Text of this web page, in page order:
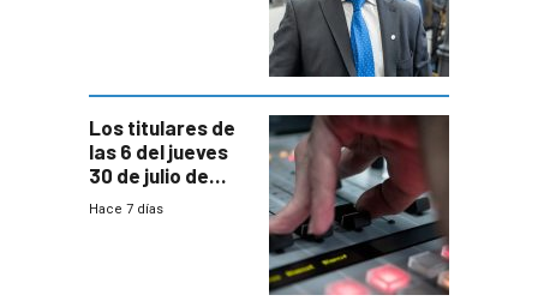
Los titulares de
las 6 del jueves
30 de julio de
2026
Hace 7 días